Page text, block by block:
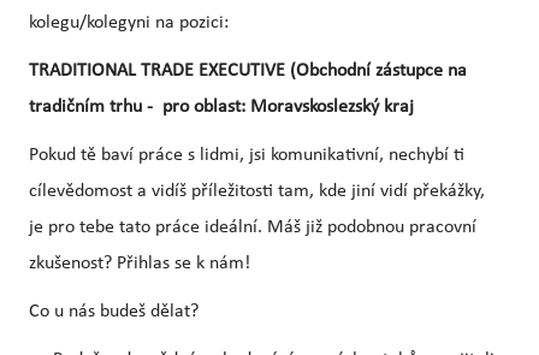
kolegu/kolegyni na pozici:
TRADITIONAL TRADE EXECUTIVE (Obchodní zástupce na
tradičním trhu - pro oblast: Moravskoslezský kraj
Pokud tě baví práce s lidmi, jsi komunikativní, nechybí ti
cílevědomost a vidíš příležitosti tam, kde jiní vidí překážky,
je pro tebe tato práce ideální. Máš již podobnou pracovní
zkušenost? Přihlas se k nám!
Co u nás budeš dělat?